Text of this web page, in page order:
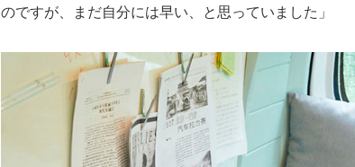
のですが、まだ自分には早い、と思っていました」